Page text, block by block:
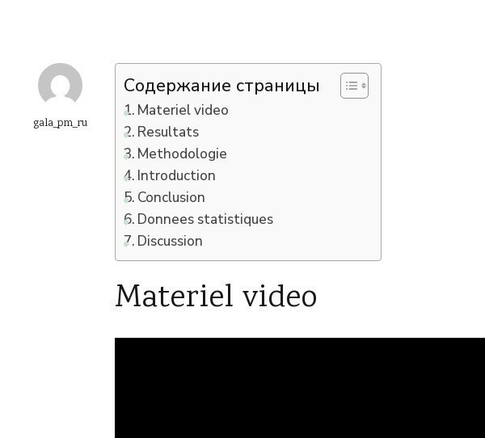
gala_pm_ru
Содержание страницы
Materiel video
Resultats
Methodologie
Introduction
Conclusion
Donnees statistiques
Discussion
Materiel video